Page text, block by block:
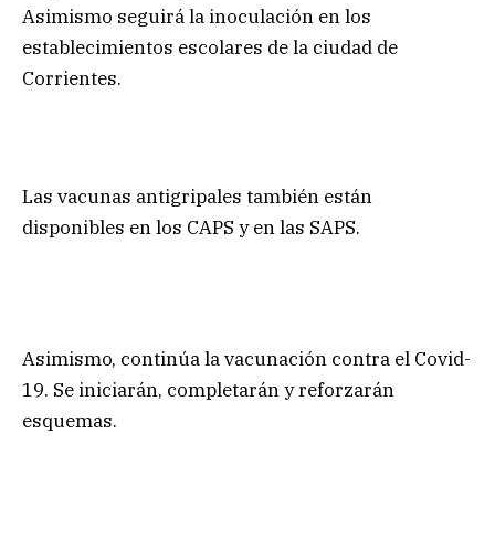
Asimismo seguirá la inoculación en los
establecimientos escolares de la ciudad de
Corrientes.
Las vacunas antigripales también están
disponibles en los CAPS y en las SAPS.
Asimismo, continúa la vacunación contra el Covid-
19. Se iniciarán, completarán y reforzarán
esquemas.